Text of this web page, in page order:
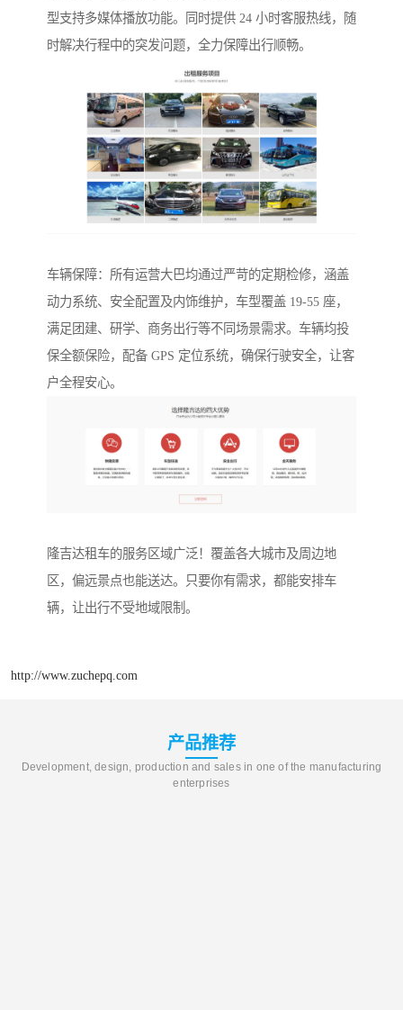
型支持多媒体播放功能。同时提供 24 小时客服热线，随
时解决行程中的突发问题，全力保障出行顺畅。
车辆保障：所有运营大巴均通过严苛的定期检修，涵盖
动力系统、安全配置及内饰维护，车型覆盖 19-55 座，
满足团建、研学、商务出行等不同场景需求。车辆均投
保全额保险，配备 GPS 定位系统，确保行驶安全，让客
户全程安心。
隆吉达租车的服务区域广泛！覆盖各大城市及周边地
区，偏远景点也能送达。只要你有需求，都能安排车
辆，让出行不受地域限制。
http://www.zuchepq.com
产品推荐
Development, design, production and sales in one of the manufacturing
enterprises